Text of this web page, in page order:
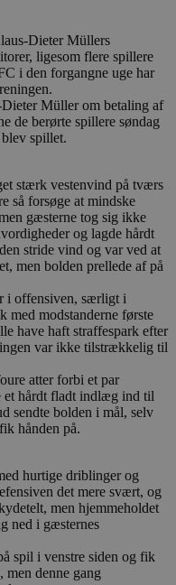
Dieter Müllers
ligesom flere spillere
i den forgangne uge har
Müller om betaling af
de berørte spillere søndag
spillet.
stærk vestenvind på tværs
så forsøge at mindske
gæsterne tog sig ikke
og lagde hårdt
stride vind og var ved at
men bolden prellede af på
i offensiven, særligt i
med modstanderne første
have haft straffespark efter
var ikke tilstrækkelig til
atter forbi et par
et hårdt fladt indlæg ind til
sendte bolden i mål, selv
hånden på.
hurtige driblinger og
det mere svært, og
men hjemmeholdet
ned i gæsternes
spil i venstre siden og fik
denne gang